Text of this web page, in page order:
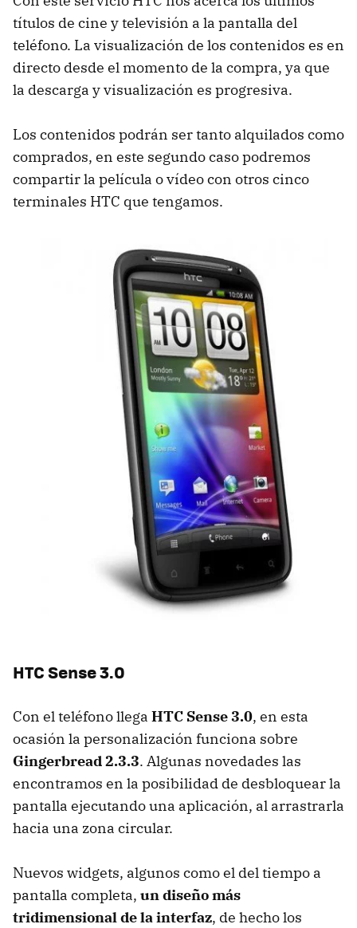
títulos de cine y televisión a la pantalla del
teléfono. La visualización de los contenidos es en
directo desde el momento de la compra, ya que
la descarga y visualización es progresiva.
Los contenidos podrán ser tanto alquilados como
comprados, en este segundo caso podremos
compartir la película o vídeo con otros cinco
terminales HTC que tengamos.
HTCSense 3.0
Con el teléfono llega HTC Sense 3.0, en esta
ocasión la personalización funciona sobre
Gingerbread 2.3.3. Algunas novedades las
encontramos en la posibilidad de desbloquear la
pantalla ejecutando una aplicación, al arrastrarla
hacia una zona circular.
Nuevos widgets, algunos como el del tiempo a
pantalla completa, un diseño más
tridimensional de la interfaz, de hecho los